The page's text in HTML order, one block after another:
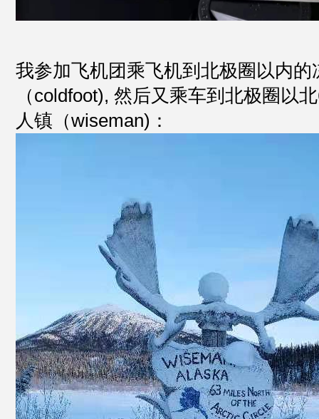
我参加飞机团乘飞机到北极圈以内的
（coldfoot), 然后又乘车到北极圈以
人镇（wiseman)：